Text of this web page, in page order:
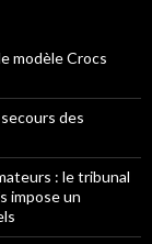
modèle Crocs
des
: le tribunal
impose un